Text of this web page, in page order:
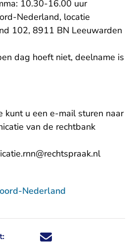
10.30-16.00 uur
Nederland, locatie
102, 8911 BN Leeuwarden
dag hoeft niet, deelname is
kunt u een e-mail sturen naar
van de rechtbank
- U
Nederland
Deel dit nieuwsbericht via X -
Deel dit nieuwsbericht via
Deel dit nieuwsbericht
Deel dit